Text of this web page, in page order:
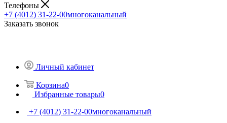
Телефоны
+7 (4012) 31-22-00многоканальный
Заказать звонок
Личный кабинет
Корзина0
Избранные товары0
+7 (4012) 31-22-00многоканальный